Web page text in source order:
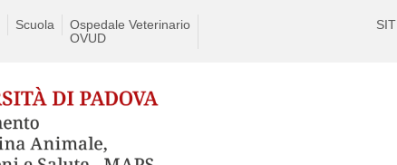
Scuola
Ospedale Veterinario
OVUD
SIT